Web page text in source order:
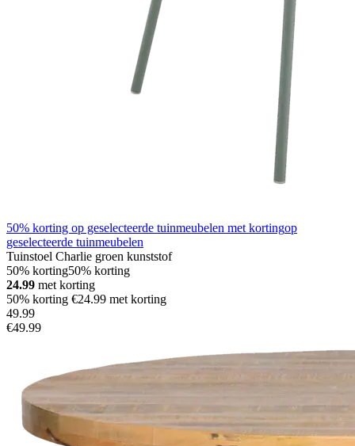
50% korting op geselecteerde tuinmeubelen met kortingop
geselecteerde tuinmeubelen
Tuinstoel Charlie groen kunststof
50% korting50% korting
24.99 met korting
50% korting €24.99 met korting
49.99
€49.99